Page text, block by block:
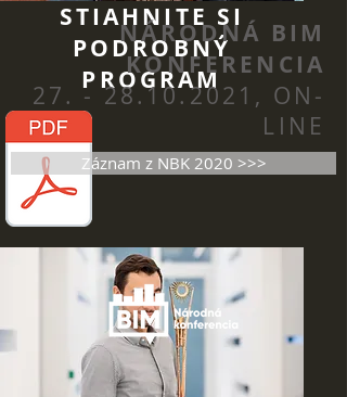
STIAHNITE SI
PODROBNÝ
PROGRAM
NÁRODNÁ BIM
KONFERENCIA
27. - 28.10.2021 , ON-
LINE
Záznam z NBK 2020 >>>